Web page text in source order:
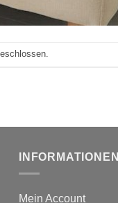
INFORMATIONEN
Mein Account